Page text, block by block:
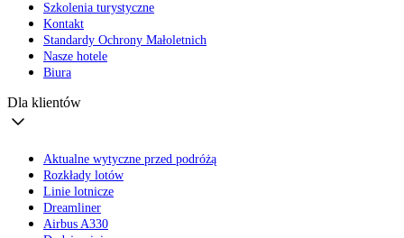
Szkolenia turystyczne
Kontakt
Standardy Ochrony Małoletnich
Nasze hotele
Biura
Dla klientów
Aktualne wytyczne przed podróżą
Rozkłady lotów
Linie lotnicze
Dreamliner
Airbus A330